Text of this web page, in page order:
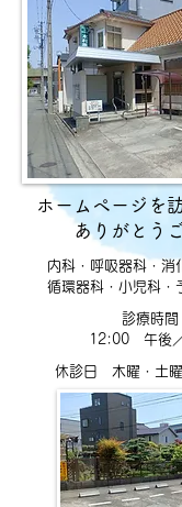
ホームページを
ありがとう
内科・呼吸器科・消
循環器科・小児科・
診療時
12:00 午後
休診日 木曜・土